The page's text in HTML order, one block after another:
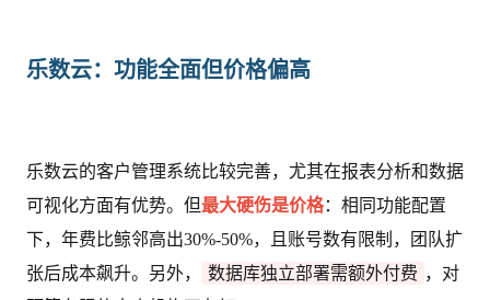
乐数云：功能全面但价格偏高
乐数云的客户管理系统比较完善，尤其在报表分析和数据
可视化方面有优势。但最大硬伤是价格：相同功能配置
下，年费比鲸邻高出30%-50%，且账号数有限制，团队扩
张后成本飙升。另外，
数据库独立部署需额外付费 ，对